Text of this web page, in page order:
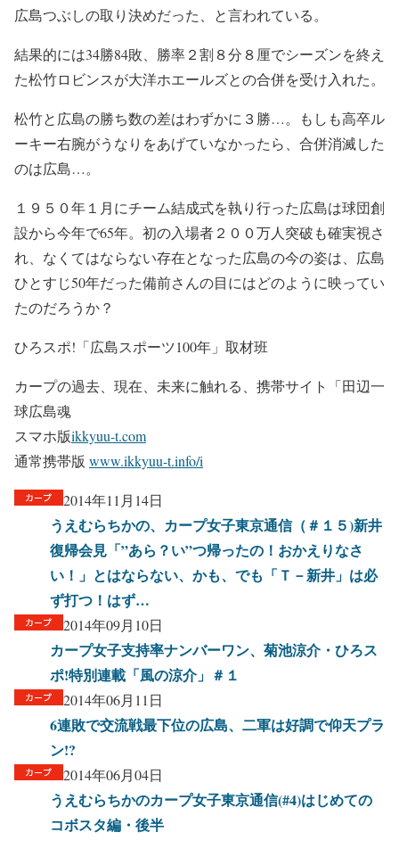
広島つぶしの取り決めだった、と言われている。
結果的には34勝84敗、勝率２割８分８厘でシーズンを終え
た松竹ロビンスが大洋ホエールズとの合併を受け入れた。
松竹と広島の勝ち数の差はわずかに３勝…。もしも高卒ル
ーキー右腕がうなりをあげていなかったら、合併消滅した
のは広島…。
１９５０年１月にチーム結成式を執り行った広島は球団創
設から今年で65年。初の入場者２００万人突破も確実視さ
れ、なくてはならない存在となった広島の今の姿は、広島
ひとすじ50年だった備前さんの目にはどのように映ってい
たのだろうか？
ひろスポ!「広島スポーツ100年」取材班
カープの過去、現在、未来に触れる、携帯サイト「田辺一
球広島魂
スマホ版ikkyuu-t.com
通常携帯版 www.ikkyuu-t.info/i
2014年11月14日
うえむらちかの、カープ女子東京通信（＃１５)新井
復帰会見「”あら？い”つ帰ったの！おかえりなさ
い！」とはならない、かも、でも「Ｔ－新井」は必
ず打つ！はず…
2014年09月10日
カープ女子支持率ナンバーワン、菊池涼介・ひろス
ポ!特別連載「風の涼介」＃１
2014年06月11日
6連敗で交流戦最下位の広島、二軍は好調で仰天プラ
ン!?
2014年06月04日
うえむらちかのカープ女子東京通信(#4)はじめての
コボスタ編・後半